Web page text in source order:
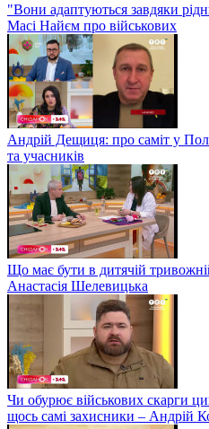
"Вони адаптуються завдяки
Масі Найєм про військових
Андрій Дещиця: про саміт у
та учасників
Що має бути в дитячій
Анастасія Шелевицька
Чи обурює військових скарги
щось самі захисники – Андрій